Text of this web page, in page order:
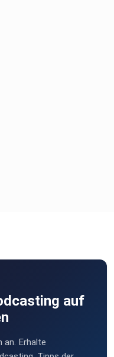
auf
an. Erhalte